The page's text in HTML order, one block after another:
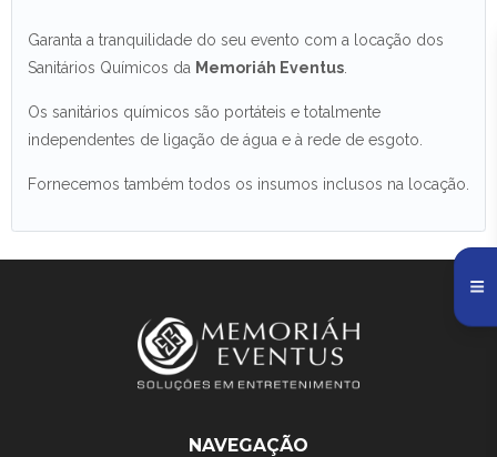
Garanta a tranquilidade do seu evento com a locação dos
Sanitários Químicos da Memoriáh Eventus.
Os sanitários químicos são portáteis e totalmente
independentes de ligação de água e à rede de esgoto.
Fornecemos também todos os insumos inclusos na locação.
NAVEGAÇÃO